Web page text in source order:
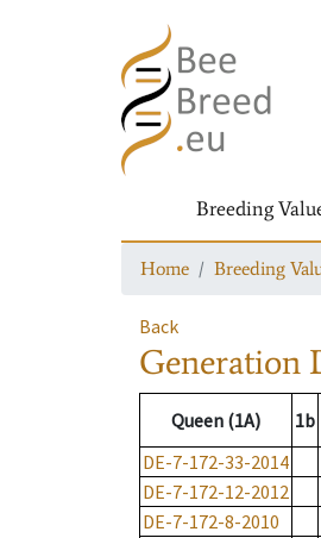
Breeding
Home Breeding
Back
Generation
Queen (1A) 1b
DE-7-172-33-2014
DE-7-172-12-2012
DE-7-172-8-2010